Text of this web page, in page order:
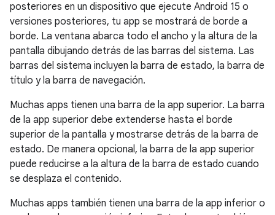
posteriores en un dispositivo que ejecute Android 15 o
versiones posteriores, tu app se mostrará de borde a
borde. La ventana abarca todo el ancho y la altura de la
pantalla dibujando detrás de las barras del sistema. Las
barras del sistema incluyen la barra de estado, la barra de
título y la barra de navegación.
Muchas apps tienen una barra de la app superior. La barra
de la app superior debe extenderse hasta el borde
superior de la pantalla y mostrarse detrás de la barra de
estado. De manera opcional, la barra de la app superior
puede reducirse a la altura de la barra de estado cuando
se desplaza el contenido.
Muchas apps también tienen una barra de la app inferior o